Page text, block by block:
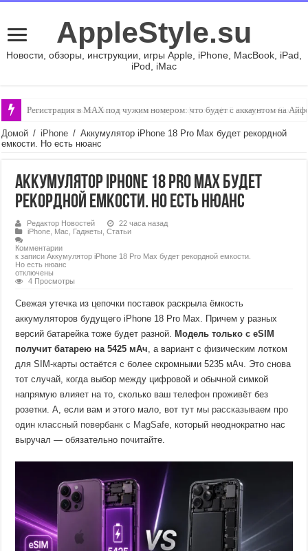
AppleStyle.su
Новости, обзоры, инструкции, игры Apple, iPhone, MacBook, iPad,
iPod, iMac
Регистрация в MAX под чужим номером: что будет с аккаунтом на
Как настроить автоматическую загрузку фотографий и видео в
Домой / iPhone / Аккумулятор iPhone 18 Pro Max будет рекордной
емкости. Но есть нюанс
Аккумулятор iPhone 18 Pro Max будет
рекордной емкости. Но есть нюанс
Редактор Новостей
22 часа назад
iPhone Mac Гаджеты ,Статьи
Комментарии
к записи Аккумулятор iPhone 18 Pro Max будет рекордной емкости.
Но есть нюанс
отключены
4 Просмотры
Свежая утечка из цепочки поставок раскрыла ёмкость
аккумуляторов будущего iPhone 18 Pro Max. Причем у разных
версий батарейка тоже будет разной. Модель только с eSIM
получит батарею на 5425 мАч, а вариант с физическим лотком
для SIM-карты остаётся с более скромными 5235 мАч. Это снова
тот случай, когда выбор между цифровой и обычной симкой
напрямую влияет на то, сколько ваш телефон проживёт без
розетки. А, если вам и этого мало, воттут мы рассказываем про
один классный повербанк с MagSafe, который неоднократно нас
выручал — обязательно почитайте.